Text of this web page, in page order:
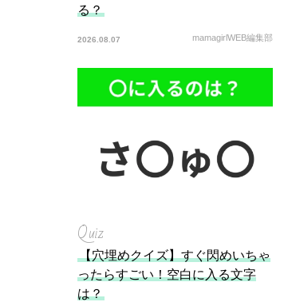
る？
2026.08.07 mamagirlWEB編集部
Quiz
【穴埋めクイズ】すぐ閃めいちゃ
ったらすごい！空白に入る文字
は？